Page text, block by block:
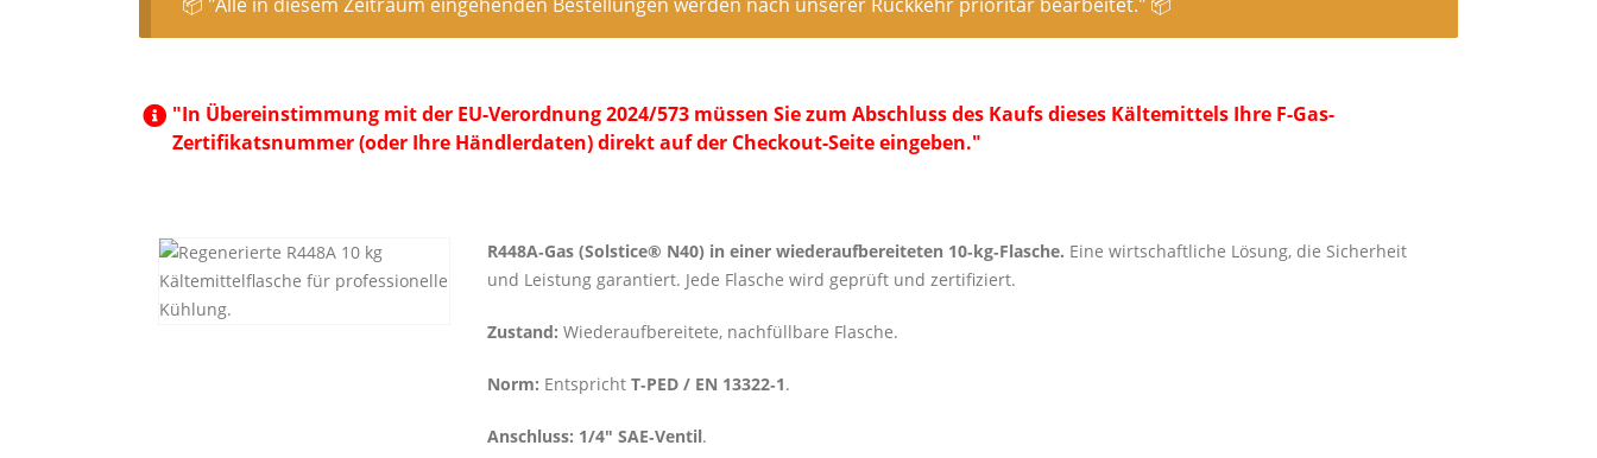
"In Übereinstimmung mit der EU-Verordnung 2024/573 müssen Sie zum Abschluss des Kaufs dieses Kältemittels Ihre F-Gas-
Zertifikatsnummer (oder Ihre Händlerdaten) direkt auf der Checkout-Seite eingeben."
R448A‑Gas (Solstice® N40) in einer wiederaufbereiteten 10‑kg‑Flasche. Eine wirtschaftliche Lösung, die Sicherheit
und Leistung garantiert. Jede Flasche wird geprüft und zertifiziert.
Zustand: Wiederaufbereitete, nachfüllbare Flasche.
Norm: Entspricht T‑PED / EN 13322‑1.
Anschluss: 1/4″ SAE‑Ventil.